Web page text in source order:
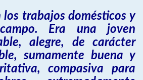
los trabajos domésticos y
Era una joven
alegre, de carácter
sumamente buena y
compasiva para